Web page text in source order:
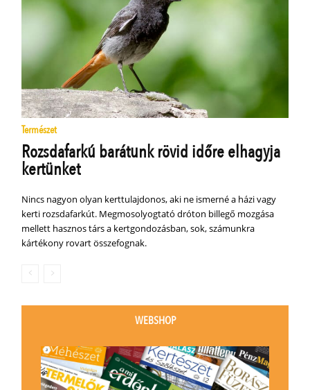
Természet
Rozsdafarkú barátunk rövid időre elhagyja
kertünket
Nincs nagyon olyan kerttulajdonos, aki ne ismerné a házi vagy
kerti rozsdafarkút. Megmosolyogtató dróton billegő mozgása
mellett hasznos társ a kertgondozásban, sok, számunkra
kártékony rovart összefognak.
WEBSHOP